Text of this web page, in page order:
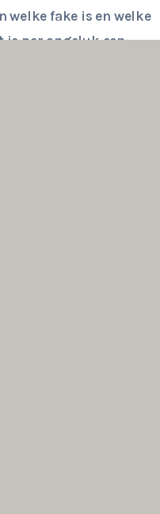
fake is en welke
je per ongeluk een